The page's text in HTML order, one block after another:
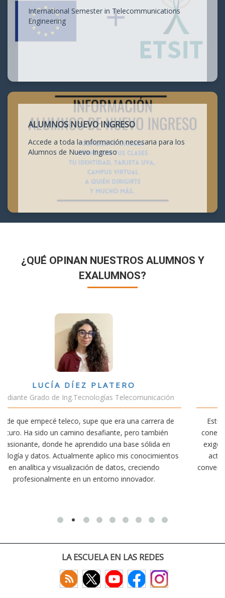
International Semester in Telecommunications
Engineering
ALUMNOS NUEVO INGRESO
Accede a toda la información necesaria para los
Alumnos de Nuevo Ingreso
¿QUÉ OPINAN NUESTROS ALUMNOS Y
EXALUMNOS?
de
VÍCTOR SÁNCHEZ VALENCIA
Estudiante Doble Grado Teleco-ADE
Estudiar teleco me ha permitido comprender cómo la
conectividad afecta nuestra vida diaria. Aunque la carrera
exige esfuerzo, he dedicado parte de mi tiempo a otras
actividades como el salvamento y socorrismo. Estoy
convencido de que elegir teleco ha sido una de las
decisiones que he tomado.
LA ESCUELA EN LAS REDES